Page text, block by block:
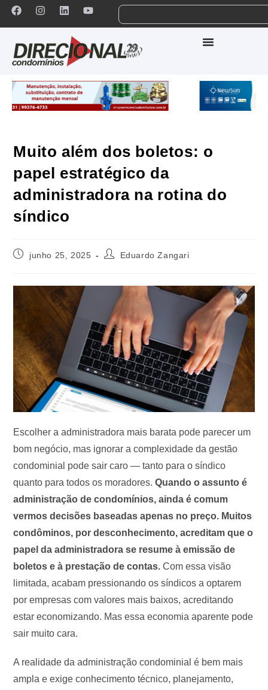
Muito além dos boletos: o
papel estratégico da
administradora na rotina do
síndico
junho 25, 2025 Eduardo Zangari
Escolher a administradora mais barata pode parecer um
bom negócio, mas ignorar a complexidade da gestão
condominial pode sair caro — tanto para o síndico
quanto para todos os moradores.Quando o assunto é
administração de condomínios, ainda é comum
vermos decisões baseadas apenas no preço. Muitos
condôminos, por desconhecimento, acreditam que o
papel da administradora se resume à emissão de
boletos e à prestação de contas. Com essa visão
limitada, acabam pressionando os síndicos a optarem
por empresas com valores mais baixos, acreditando
estar economizando. Mas essa economia aparente pode
sair muito cara.
A realidade da administração condominial é bem mais
ampla e exige conhecimento técnico, planejamento,